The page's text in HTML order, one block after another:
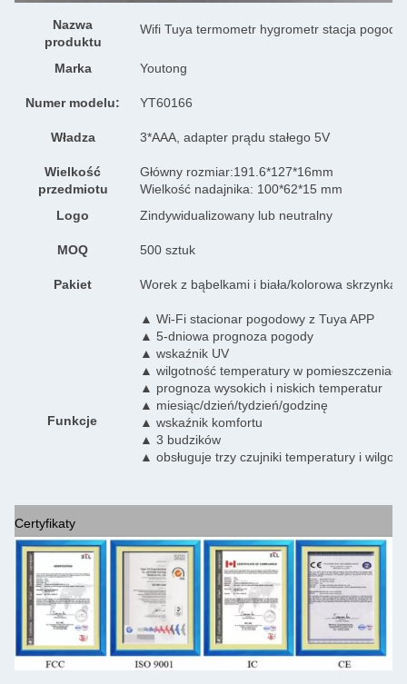
Nazwa
produktu
Wifi Tuya termometr hygrometr stacja
Marka Youtong
Numer modelu: YT60166
Władza 3*AAA, adapter prądu stałego 5V
Wielkość
przedmiotu
Główny rozmiar:191.6*127*16mm
Wielkość nadajnika: 100*62*15 mm
Logo
Zindywidualizowany lub neutralny
MOQ 500 sztuk
Pakiet Worek z bąbelkami i biała/kolorowa skrzynka
Funkcje
▲ Wi-Fi stacionar pogodowy z Tuya APP
▲ 5-dniowa prognoza pogody
▲ wskaźnik UV
▲ wilgotność temperatury w
▲ prognoza wysokich i niskich temperatur
▲ miesiąc/dzień/tydzień/godzinę
▲ wskaźnik komfortu
▲ 3 budzików
▲ obsługuje trzy czujniki temperatury i
Certyfikaty